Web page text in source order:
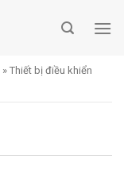
» Thiết bị điều khiển